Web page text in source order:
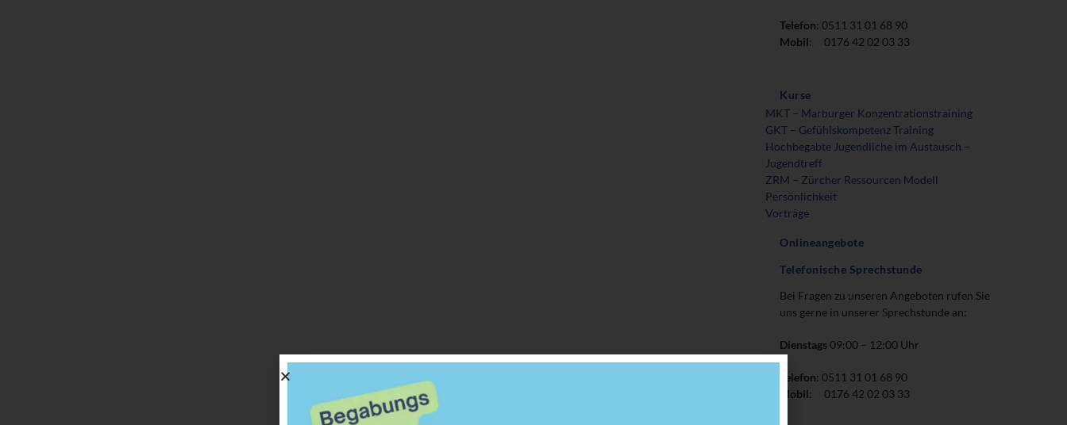
Telefon: 0511 31 01 68 90
Mobil: 0176 42 02 03 33
Kurse
MKT – Marburger Konzentrationstraining
GKT – Gefühlskompetenz Training
Hochbegabte Jugendliche im Austausch –
Jugendtreff
ZRM – Zürcher Ressourcen Modell
Persönlichkeit
Vorträge
Onlineangebote
Telefonische Sprechstunde
Bei Fragen zu unseren Angeboten rufen Sie
uns gerne in unserer Sprechstunde an:
Dienstags09:00 – 12:00 Uhr
Telefon: 0511 31 01 68 90
Mobil: 0176 42 02 03 33